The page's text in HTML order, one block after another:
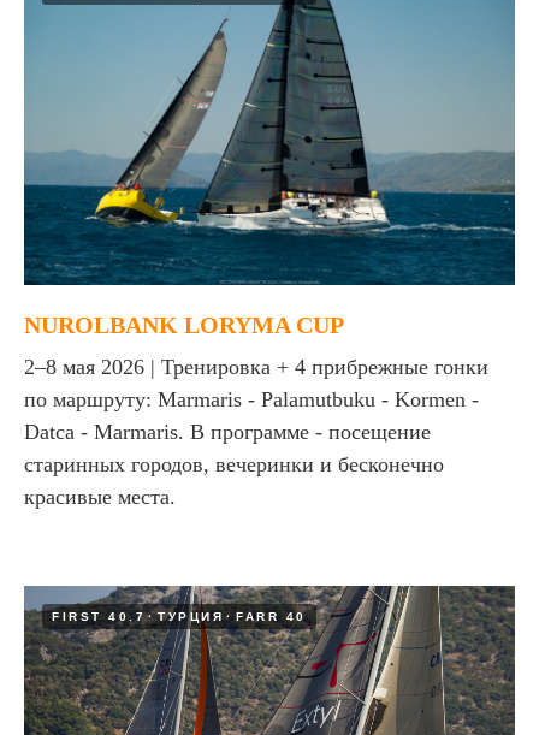
NUROLBANK LORYMA CUP
2–8 мая 2026 | Тренировка + 4 прибрежные гонки
по маршруту: Marmaris - Palamutbuku - Kormen -
Datca - Marmaris. В программе - посещение
старинных городов, вечеринки и бесконечно
красивые места.
FIRST 40.7 ТУРЦИЯ FARR 40